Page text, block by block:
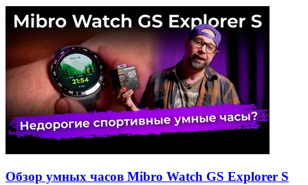
Обзор умных часов Mibro Watch GS Explorer S